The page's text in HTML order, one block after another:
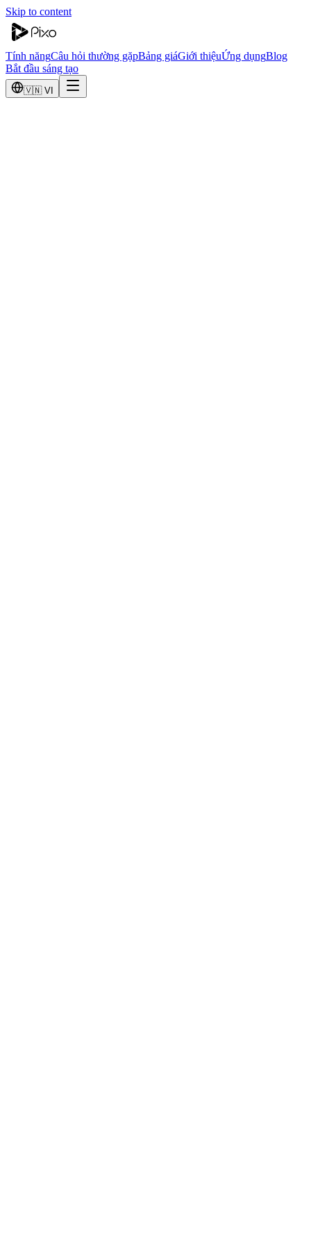
Skip to content
Tính năngCâu hỏi thường gặpBảng giáGiới thiệuỨng dụngBlog
Bắt đầu sáng tạo
🇻🇳 VI